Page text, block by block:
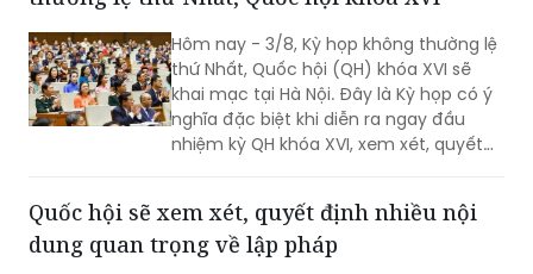
Hôm nay - 3/8, Kỳ họp không thường lệ
thứ Nhất, Quốc hội (QH) khóa XVI sẽ
khai mạc tại Hà Nội. Đây là Kỳ họp có ý
nghĩa đặc biệt khi diễn ra ngay đầu
nhiệm kỳ QH khóa XVI, xem xét, quyết
và các vấn đề thuộc thẩm quyền của
QH. Việc các cơ quan của QH và Chính
Quốc hội sẽ xem xét, quyết định nhiều nội
dung quan trọng về lập pháp